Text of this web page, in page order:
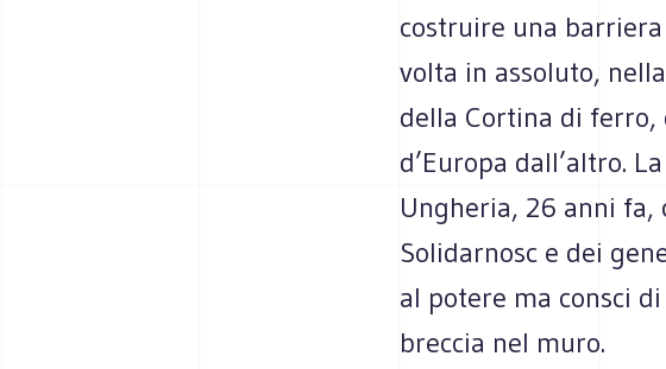
costruire una
volta in assoluto,
della Cortina di ferro,
d’Europa dall’altro.
Ungheria, 26 anni
Solidarnosc e dei
al potere ma consci
breccia nel muro.